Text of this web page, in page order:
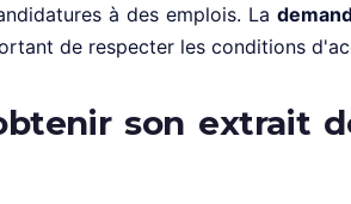
à des emplois. La
de respecter les conditions
son extrait